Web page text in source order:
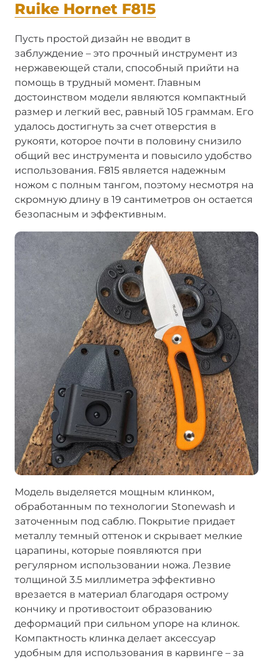
Ruike Hornet F815
Пусть простой дизайн не вводит в
заблуждение – это прочный инструмент из
нержавеющей стали, способный прийти на
помощь в трудный момент. Главным
достоинством модели являются компактный
размер и легкий вес, равный 105 граммам. Его
удалось достигнуть за счет отверстия в
рукояти, которое почти в половину снизило
общий вес инструмента и повысило удобство
использования. F815 является надежным
ножом с полным тангом, поэтому несмотря на
скромную длину в 19 сантиметров он остается
безопасным и эффективным.
Модель выделяется мощным клинком,
обработанным по технологии Stonewash и
заточенным под саблю. Покрытие придает
металлу темный оттенок и скрывает мелкие
царапины, которые появляются при
регулярном использовании ножа. Лезвие
толщиной 3.5 миллиметра эффективно
врезается в материал благодаря острому
кончику и противостоит образованию
деформаций при сильном упоре на клинок.
Компактность клинка делает аксессуар
удобным для использования в карвинге – за